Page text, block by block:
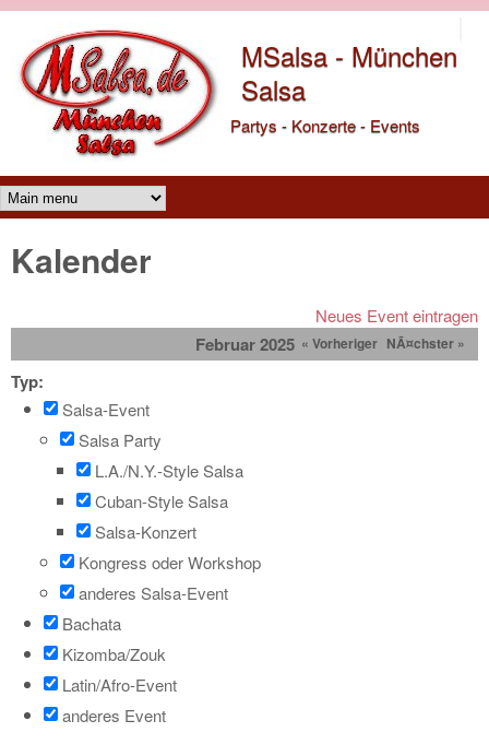
MSalsa - München
Salsa
Partys - Konzerte - Events
Main menu
Kalender
Neues Event eintragen
Februar 2025 « Vorheriger NÃ¤chster »
Typ:
Salsa-Event
Salsa Party
L.A./N.Y.-Style Salsa
Cuban-Style Salsa
Salsa-Konzert
Kongress oder Workshop
anderes Salsa-Event
Bachata
Kizomba/Zouk
Latin/Afro-Event
anderes Event